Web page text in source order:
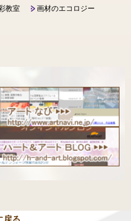
教室
画材のエコロジー